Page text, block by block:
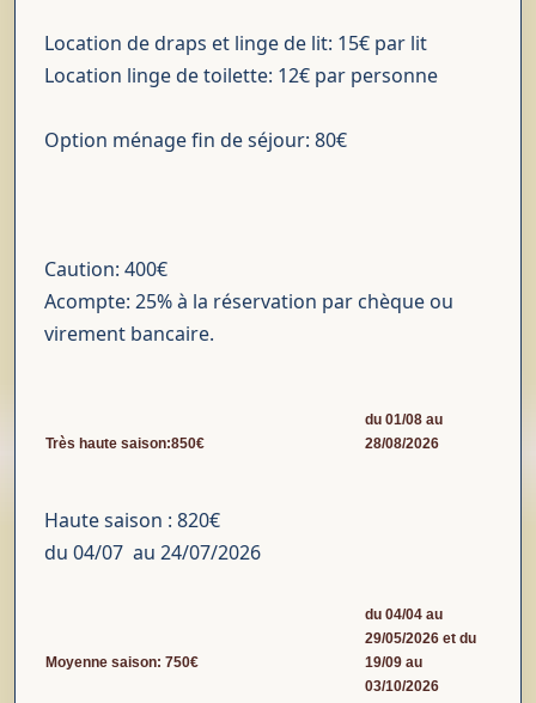
Location de draps et linge de lit: 15€ par lit
Location linge de toilette: 12€ par personne
Option ménage fin de séjour: 80€
Caution: 400€
Acompte: 25% à la réservation par chèque ou
virement bancaire.
Très haute saison:850€
du 01/08 au
28/08/2026
Haute saison : 820€
du 04/07 au 24/07/2026
Moyenne saison: 750€
du 04/04 au
29/05/2026 et du
19/09 au
03/10/2026